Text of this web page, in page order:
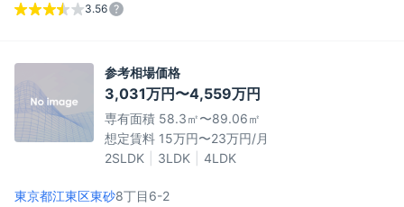
3.56
参考相場価格
3,031万円〜4,559万円
専有面積 58.3㎡〜89.06㎡
想定賃料 15万円〜23万円/月
2SLDK
3LDK 4LDK
東京都江東区東砂8丁目6-2